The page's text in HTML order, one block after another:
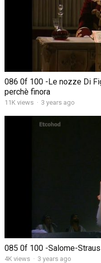
086 0f 100 -Le nozze Di
perchè finora
11K views · 3 years ago
085 0f 100 -Salome-
4K views · 3 years ago